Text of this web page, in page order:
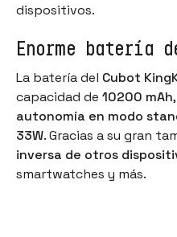
dispositivos.
Enorme batería
La batería del Cubot
capacidad de 10200 mAh
autonomía en modo
33W. Gracias a su gran
inversa de otros
smartwatches y más.